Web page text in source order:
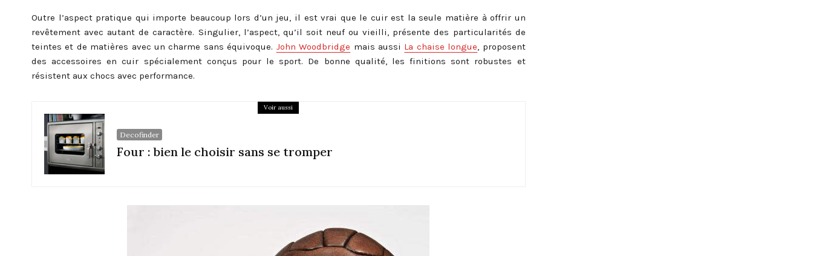
Outre l’aspect pratique qui importe beaucoup lors d’un jeu, il est vrai que le cuir est la seule matière à offrir un
revêtement avec autant de caractère. Singulier, l’aspect, qu’il soit neuf ou vieilli, présente des particularités de
teintes et de matières avec un charme sans équivoque. John Woodbridge mais aussi La chaise longue, proposent
des accessoires en cuir spécialement conçus pour le sport. De bonne qualité, les finitions sont robustes et
résistent aux chocs avec performance.
Voir aussi
Decofinder
Four : bien le choisir sans se tromper